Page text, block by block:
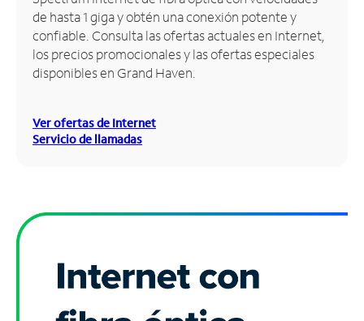
cuenta
Encuentra
una
tienda
de hasta 1 giga y obtén una conexión potente y
confiable. Consulta las ofertas actuales en Internet,
los precios promocionales y las ofertas especiales
disponibles en Grand Haven.
Ver ofertas de Internet
Servicio de llamadas